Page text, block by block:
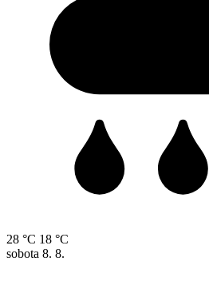
28 °C 18 °C
sobota 8. 8.